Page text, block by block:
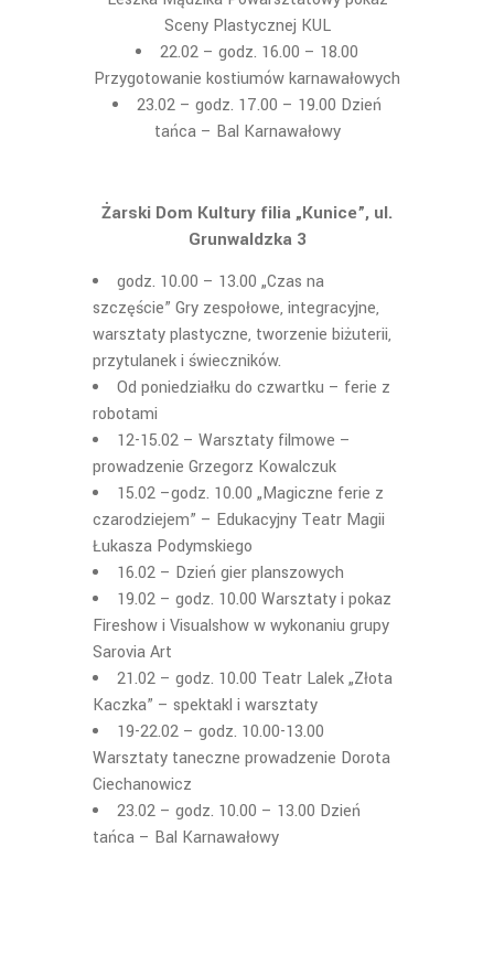
Sceny Plastycznej KUL
22.02 – godz. 16.00 – 18.00
Przygotowanie kostiumów karnawałowych
23.02 – godz. 17.00 – 19.00 Dzień
tańca – Bal Karnawałowy
Żarski Dom Kultury filia „Kunice”, ul.
Grunwaldzka 3
godz. 10.00 – 13.00 „Czas na
szczęście” Gry zespołowe, integracyjne,
warsztaty plastyczne, tworzenie biżuterii,
przytulanek i świeczników.
Od poniedziałku do czwartku – ferie z
robotami
12-15.02 – Warsztaty filmowe –
prowadzenie Grzegorz Kowalczuk
15.02 –godz. 10.00 „Magiczne ferie z
czarodziejem” – Edukacyjny Teatr Magii
Łukasza Podymskiego
16.02 – Dzień gier planszowych
19.02 – godz. 10.00 Warsztaty i pokaz
Fireshow i Visualshow w wykonaniu grupy
Sarovia Art
21.02 – godz. 10.00 Teatr Lalek „Złota
Kaczka” – spektakl i warsztaty
19-22.02 – godz. 10.00-13.00
Warsztaty taneczne prowadzenie Dorota
Ciechanowicz
23.02 – godz. 10.00 – 13.00 Dzień
tańca – Bal Karnawałowy